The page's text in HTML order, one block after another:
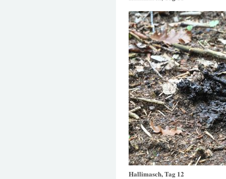
Hallimasch, Tag 12